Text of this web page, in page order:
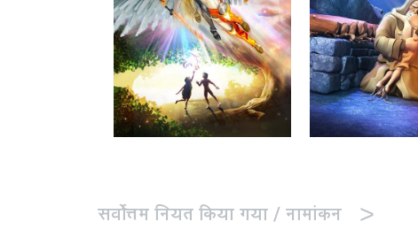
सर्वोत्तम नियत किया गया / नामांकन >